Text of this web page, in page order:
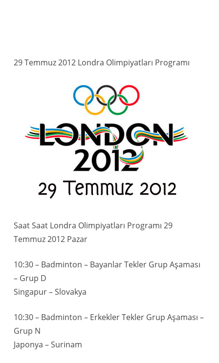
29 Temmuz 2012 Londra Olimpiyatları Programı
Saat Saat Londra Olimpiyatları Programı 29
Temmuz 2012 Pazar
10:30 – Badminton – Bayanlar Tekler Grup Aşaması
– Grup D
Singapur – Slovakya
10:30 – Badminton – Erkekler Tekler Grup Aşaması –
Grup N
Japonya – Surinam